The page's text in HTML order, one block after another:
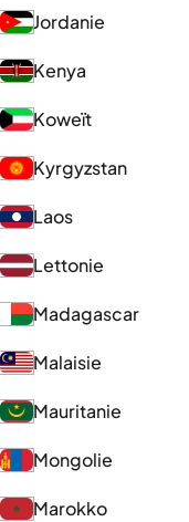
Jordanie
Kenya
Koweït
Kyrgyzstan
Laos
Lettonie
Madagascar
Malaisie
Mauritanie
Mongolie
Marokko